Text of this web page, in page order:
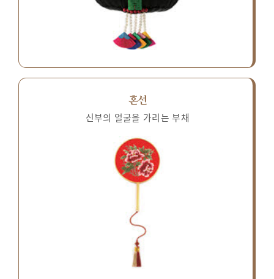
혼선
신부의 얼굴을 가리는 부채